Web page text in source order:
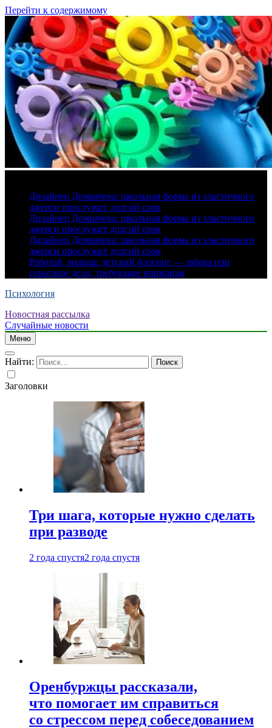
Перейти к содержимому
Дизайнер Домрачева: школьная форма из эластичного
джерси прослужит долгий срок
Дизайнер Домрачева: школьная форма из эластичного
джерси прослужит долгий срок
Дизайнер Домрачева: школьная форма из эластичного
джерси прослужит долгий срок
Работай, малыш: детский блогинг — забава или
серьезное дело, требующее внимания
Психология
Новостная рассылка
Случайные новости
Меню
Найти:
Заголовки
Три шага, которые нужно сделать
при разводе
2 года спустя2 года спустя
Оренбуржцы рассказали,
что помогает им справиться
со стрессом перед собеседованием